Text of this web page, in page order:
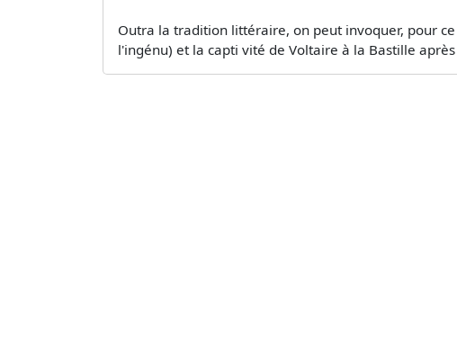
Outra la tradition littéraire, on peut invoquer, pour
l'ingénu) et la capti­ vité de Voltaire à la Bastille